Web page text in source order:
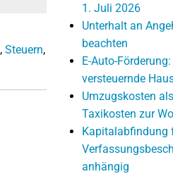
, Steuern,
1. Juli 2026
Unterhalt an
beachten
E-Auto-
versteuernde
Umzugskosten
Taxikosten zur
Kapitalabfindung
anhängig